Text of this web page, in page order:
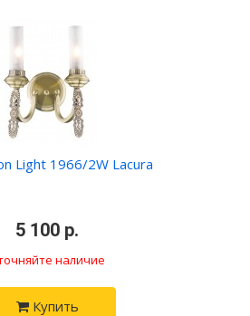
Light 1966/2W Lacura
5 100 р.
наличие
Купить